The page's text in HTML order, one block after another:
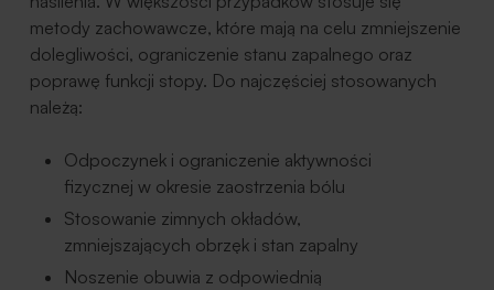
metody zachowawcze, które mają na celu zmniejszenie
dolegliwości, ograniczenie stanu zapalnego oraz
poprawę funkcji stopy. Do najczęściej stosowanych
należą:
Odpoczynek i ograniczenie aktywności
fizycznej w okresie zaostrzenia bólu
Stosowanie zimnych okładów,
zmniejszających obrzęk i stan zapalny
Noszenie obuwia z odpowiednią